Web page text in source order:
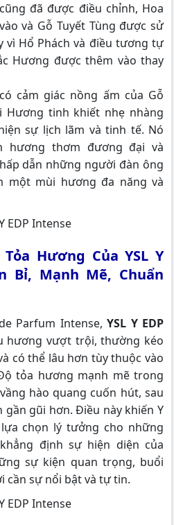
đã được điều chỉnh, Hoa
và Gỗ Tuyết Tùng được sử
vì Hổ Phách và điều tương tự
Hương được thêm vào thay
cảm giác nồng ấm của Gỗ
Hương tinh khiết nhẹ nhàng
sự lịch lãm và tinh tế. Nó
hương thơm đương đại và
dẫn những người đàn ông
một mùi hương đa năng và
Hương Của YSL Y
Bỉ, Mạnh Mẽ, Chuẩn
Parfum Intense,YSL Y EDP
hương vượt trội, thường kéo
có thể lâu hơn tùy thuộc vào
tỏa hương mạnh mẽ trong
hào quang cuốn hút, sau
gũi hơn. Điều này khiến Y
chọn lý tưởng cho những
định sự hiện diện của
sự kiện quan trọng, buổi
cần sự nổi bật và tự tin.